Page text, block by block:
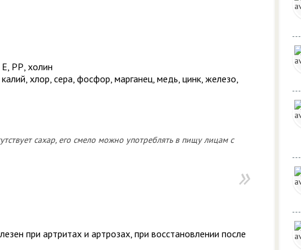
РР, холин
хлор, сера, фосфор, марганец, медь, цинк, железо,
сахар, его смело можно употреблять в пищу лицам с
при артритах и артрозах, при восстановлении после